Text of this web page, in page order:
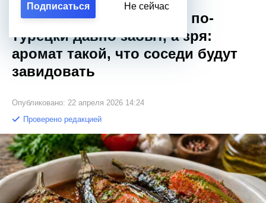
Подписаться Не сейчас
Этот рецепт баклажанов по-
турецки давно забыт, а зря:
аромат такой, что соседи будут
завидовать
Опубликовано: 22 апреля 2026 14:24
Проверено редакцией